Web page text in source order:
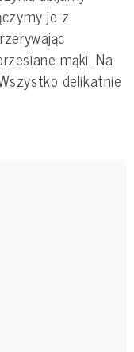
je z
mąki. Na
delikatnie